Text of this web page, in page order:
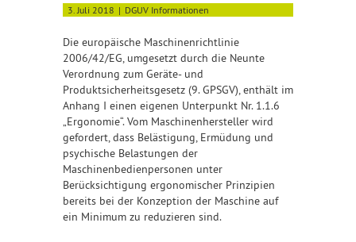
3. Juli 2018 DGUV Informationen
Die europäische Maschinenrichtlinie
2006/42/EG, umgesetzt durch die Neunte
Verordnung zum Geräte- und
Produktsicherheitsgesetz (9. GPSGV), enthält im
Anhang I einen eigenen Unterpunkt Nr. 1.1.6
„Ergonomie“. Vom Maschinenhersteller wird
gefordert, dass Belästigung, Ermüdung und
psychische Belastungen der
Maschinenbedienpersonen unter
Berücksichtigung ergonomischer Prinzipien
bereits bei der Konzeption der Maschine auf
ein Minimum zu reduzieren sind.